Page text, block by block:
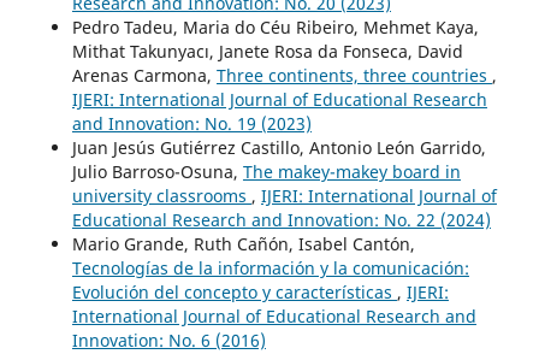
Pedro Tadeu, Maria do Céu Ribeiro, Mehmet Kaya,
Mithat Takunyacı, Janete Rosa da Fonseca, David
Arenas Carmona, Three continents, three countries ,
IJERI: International Journal of Educational Research
and Innovation: No. 19 (2023)
Juan Jesús Gutiérrez Castillo, Antonio León Garrido,
Julio Barroso-Osuna, The makey-makey board in
university classrooms , IJERI: International Journal of
Educational Research and Innovation: No. 22 (2024)
Mario Grande, Ruth Cañón, Isabel Cantón,
Tecnologías de la información y la comunicación:
Evolución del concepto y características , IJERI:
International Journal of Educational Research and
Innovation: No. 6 (2016)